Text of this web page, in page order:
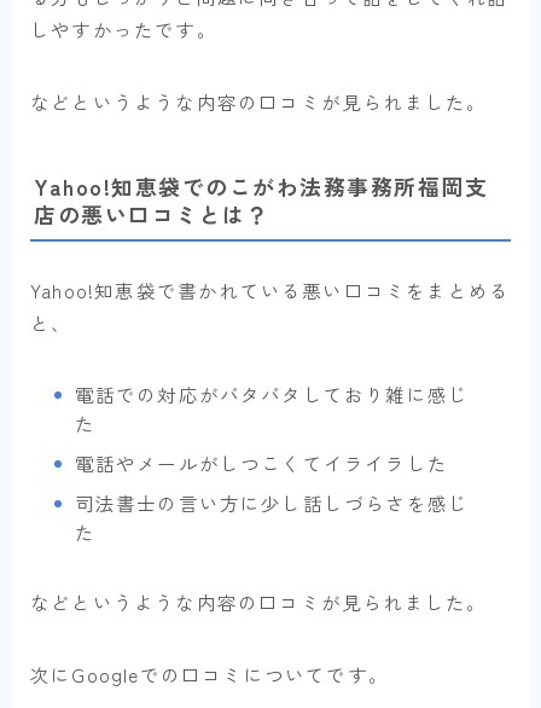
しやすかったです。
などというような内容の口コミが見られました。
Yahoo!知恵袋でのこがわ法務事務所福岡支
店の悪い口コミとは？
Yahoo!知恵袋で書かれている悪い口コミをまとめる
と、
電話での対応がバタバタしており雑に感じ
た
電話やメールがしつこくてイライラした
司法書士の言い方に少し話しづらさを感じ
た
などというような内容の口コミが見られました。
次にGoogleでの口コミについてです。